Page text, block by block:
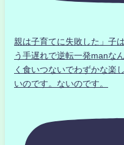
親は子育てに失敗した」子
う手遅れで逆転一発manな
く食いつないでわずかな楽
いのです。ないのです。